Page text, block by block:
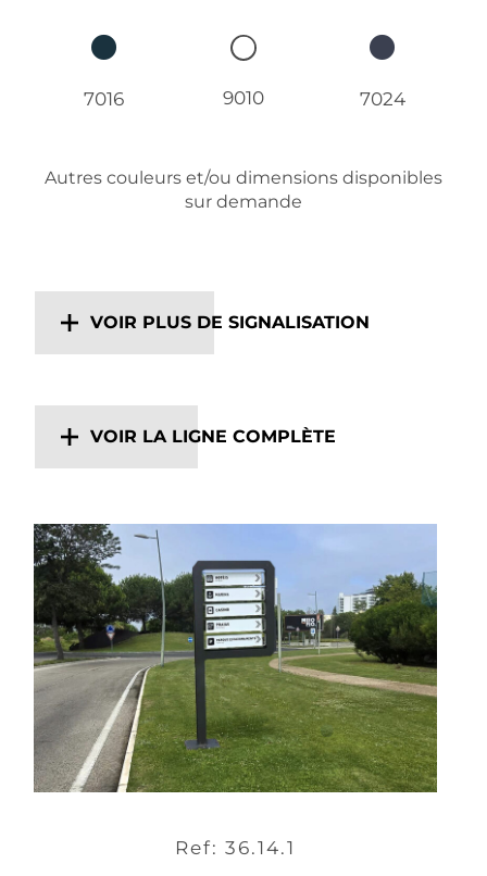
Ref: 36.14.1
7016 9010 7024
Autres couleurs et/ou dimensions disponibles
sur demande
VOIR PLUS DE SIGNALISATION
VOIR LA LIGNE COMPLÈTE